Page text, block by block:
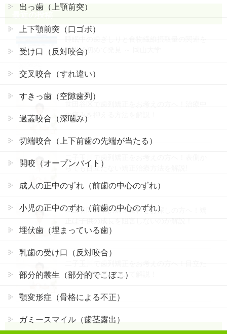
最近の投稿
世界で初めて発見 ～ 岡山大学
世田谷区で歯列矯正をお考えの方へ！治療中
の痛みを抑える方法を解説！
二子玉川で歯列矯正をお考えの方へ！表側か
らでも目立たない矯正治療方法を解説!
世田谷区の子供矯正歯科をお探しの方へ！矯
ない裏側矯正について解説！
出っ歯（上顎前突）
上下顎前突（口ゴボ）
受け口（反対咬合）
交叉咬合（すれ違い）
すきっ歯（空隙歯列）
過蓋咬合（深噛み）
切端咬合（上下前歯の先端が当たる）
開咬（オープンバイト）
成人の正中のずれ（前歯の中心のずれ）
小児の正中のずれ（前歯の中心のずれ）
埋伏歯（埋まっている歯）
乳歯の受け口（反対咬合）
部分的叢生（部分的でこぼこ）
顎変形症（骨格による不正）
ガミースマイル（歯茎露出）